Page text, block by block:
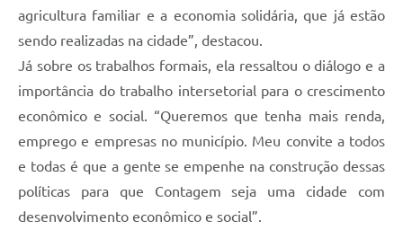
agricultura familiar e a economia solidária, que já estão
sendo realizadas na cidade”, destacou.
Já sobre os trabalhos formais, ela ressaltou o diálogo e a
importância do trabalho intersetorial para o crescimento
econômico e social. “Queremos que tenha mais renda,
emprego e empresas no município. Meu convite a todos
e todas é que a gente se empenhe na construção dessas
políticas para que Contagem seja uma cidade com
desenvolvimento econômico e social”.